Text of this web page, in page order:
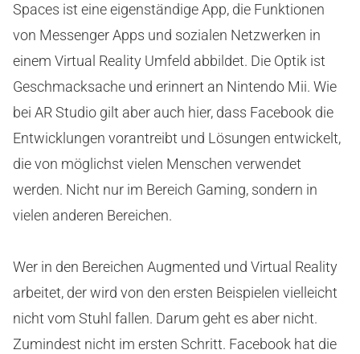
Spaces ist eine eigenständige App, die Funktionen
von Messenger Apps und sozialen Netzwerken in
einem Virtual Reality Umfeld abbildet. Die Optik ist
Geschmacksache und erinnert an Nintendo Mii. Wie
bei AR Studio gilt aber auch hier, dass Facebook die
Entwicklungen vorantreibt und Lösungen entwickelt,
die von möglichst vielen Menschen verwendet
werden. Nicht nur im Bereich Gaming, sondern in
vielen anderen Bereichen.
Wer in den Bereichen Augmented und Virtual Reality
arbeitet, der wird von den ersten Beispielen vielleicht
nicht vom Stuhl fallen. Darum geht es aber nicht.
Zumindest nicht im ersten Schritt. Facebook hat die